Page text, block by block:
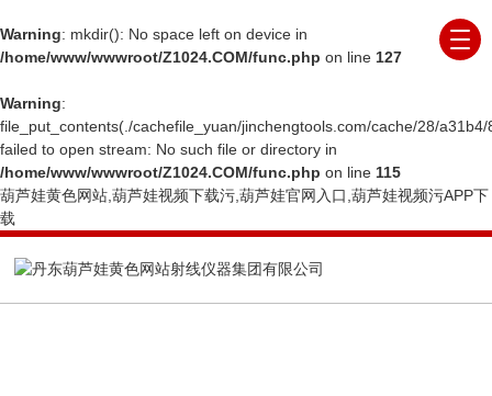
Warning: mkdir(): No space left on device in
/home/www/wwwroot/Z1024.COM/func.php on line 127
Warning:
file_put_contents(./cachefile_yuan/jinchengtools.com/cache/28/
failed to open stream: No such file or directory in
/home/www/wwwroot/Z1024.COM/func.php on line 115
葫芦娃黄色网站,葫芦娃视频下载污,葫芦娃官网入口,葫芦娃视频污APP下
载